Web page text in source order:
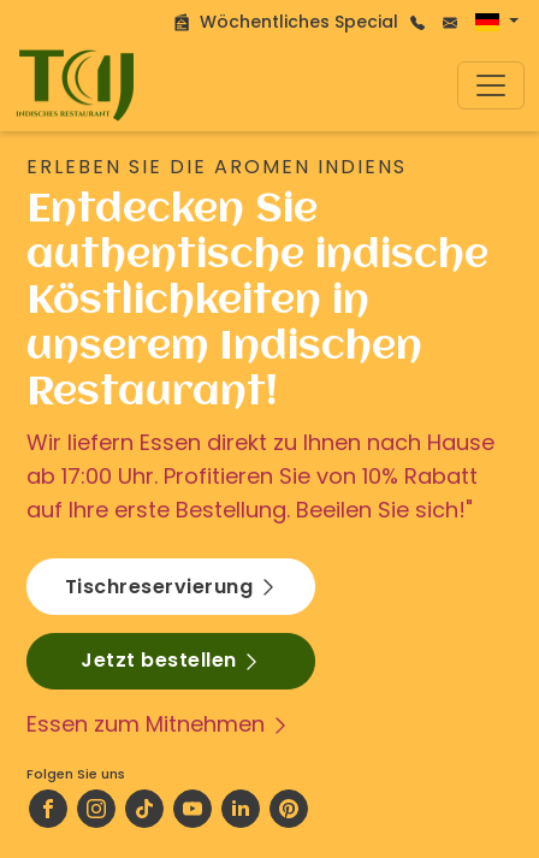
Wöchentliches Special
ERLEBEN SIE DIE AROMEN INDIENS
Entdecken Sie
authentische indische
Köstlichkeiten in
unserem Indischen
Restaurant!
Wir liefern Essen direkt zu Ihnen nach Hause
ab 17:00 Uhr. Profitieren Sie von 10% Rabatt
auf Ihre erste Bestellung. Beeilen Sie sich!"
Tischreservierung
Jetzt bestellen
Essen zum Mitnehmen
Folgen Sie uns